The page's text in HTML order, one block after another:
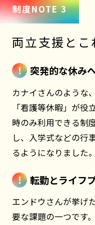
制度NOTE 3
両立支援とこ
突発的な休み
カナイさんのような
「看護等休暇」が役
時のみ利用できる制
し、入学式などの行
るようになりました。
転勤とライフ
エンドウさんが挙げ
要な課題の一つです